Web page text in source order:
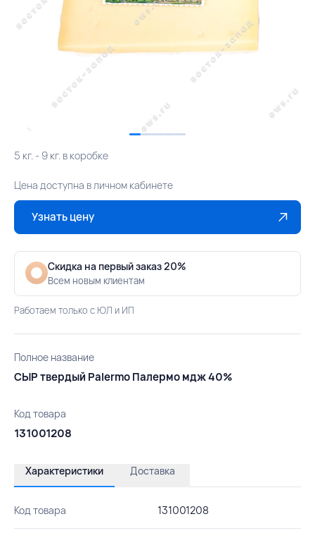
5 кг. - 9 кг. в коробке
Цена доступна в личном кабинете
Узнать цену
Скидка на первый заказ 20%
Всем новым клиентам
Работаем только с ЮЛ и ИП
Полное название
СЫР твердый Palermo Палермо мдж 40%
Код товара
131001208
Характеристики Доставка
Код товара 131001208